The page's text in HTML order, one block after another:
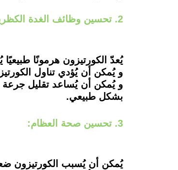
2. تحسين وظائف الغدة الكظرية:
يُعدّ الكورتيزون هرمونًا
و يُمكن أن يُؤدي تناول
و يُمكن أن يُساعد تقليل جرعة
بشكل طبيعي.
3. تحسين صحة العظام:
يُمكن أن يُسبب الكورتيزون